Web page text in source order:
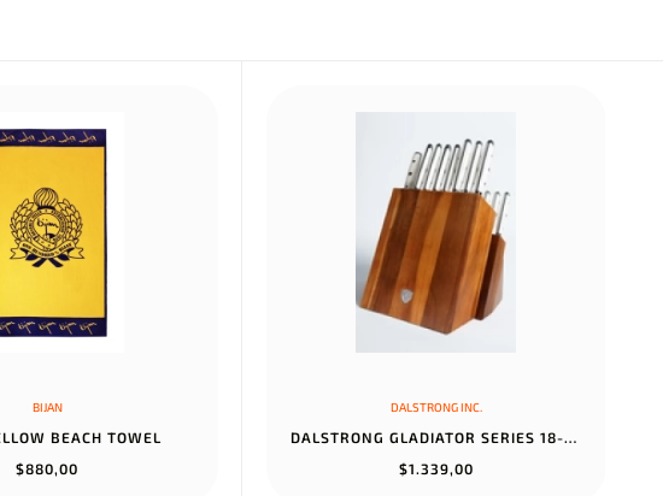
BIJAN
BEACH TOWEL
$880,00
DALSTRONG INC.
DALSTRONG GLADIATOR SERIES 18-PIECE COLOSSAL KNIFE SET WITH BLOCK...
$1.339,00